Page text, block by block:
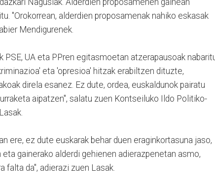
"Orokorrean, alderdien proposamenak nahiko eskasak
Mendigurenek.
PSE, UA eta PPren egitasmoetan atzerapausoak
eta 'opresioa' hitzak erabiltzen dituzte,
direla esanez. Ez dute, ordea, euskaldunok pairatu
aipatzen", salatu zuen Kontseiluko Ildo Politiko-
ere, ez dute euskarak behar duen eraginkortasuna jaso,
gainerako alderdi gehienen adierazpenetan asmo,
falta da", adierazi zuen Lasak.